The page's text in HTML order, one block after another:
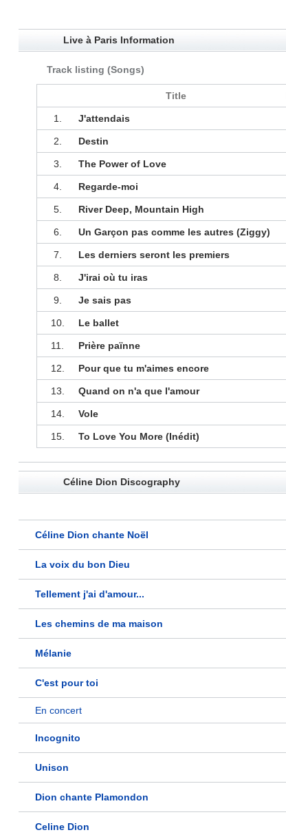
Live à Paris Information
Track listing (Songs)
Title
1. J'attendais
2. Destin
3. The Power of Love
4. Regarde-moi
5. River Deep, Mountain High
6. Un Garçon pas comme les autres (Ziggy)
7. Les derniers seront les premiers
8. J'irai où tu iras
9. Je sais pas
10. Le ballet
11. Prière païnne
12. Pour que tu m'aimes encore
13. Quand on n'a que l'amour
14. Vole
15. To Love You More (Inédit)
Céline Dion Discography
Céline Dion chante Noël
La voix du bon Dieu
Tellement j'ai d'amour...
Les chemins de ma maison
Mélanie
C'est pour toi
En concert
Incognito
Unison
Dion chante Plamondon
Celine Dion